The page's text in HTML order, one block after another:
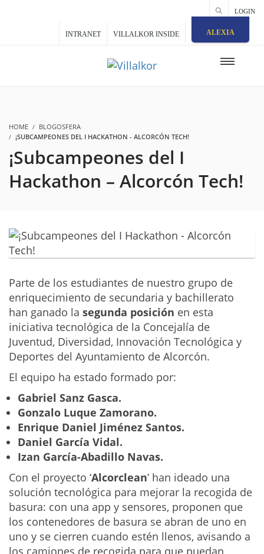
LOGIN
INTRANET VILLALKOR INSIDE ALEXIA
HOME
BLOGOSFERA
¡SUBCAMPEONES DEL I HACKATHON - ALCORCÓN TECH!
¡Subcampeones del I
Hackathon – Alcorcón Tech!
Parte de los estudiantes de nuestro grupo de
enriquecimiento de secundaria y bachillerato
han ganado la segunda posición en esta
iniciativa tecnológica de la Concejalía de
Juventud, Diversidad, Innovación Tecnológica y
Deportes del Ayuntamiento de Alcorcón.
El equipo ha estado formado por:
Gabriel Sanz Gasca.
Gonzalo Luque Zamorano.
Enrique Daniel Jiménez Santos.
Daniel García Vidal.
Izan García-Abadillo Navas.
Con el proyecto ‘Alcorclean’ han ideado una
solución tecnológica para mejorar la recogida de
basura: con una app y sensores, proponen que
los contenedores de basura se abran de uno en
uno y se cierren cuando estén llenos, avisando a
los camiones de recogida para que puedan